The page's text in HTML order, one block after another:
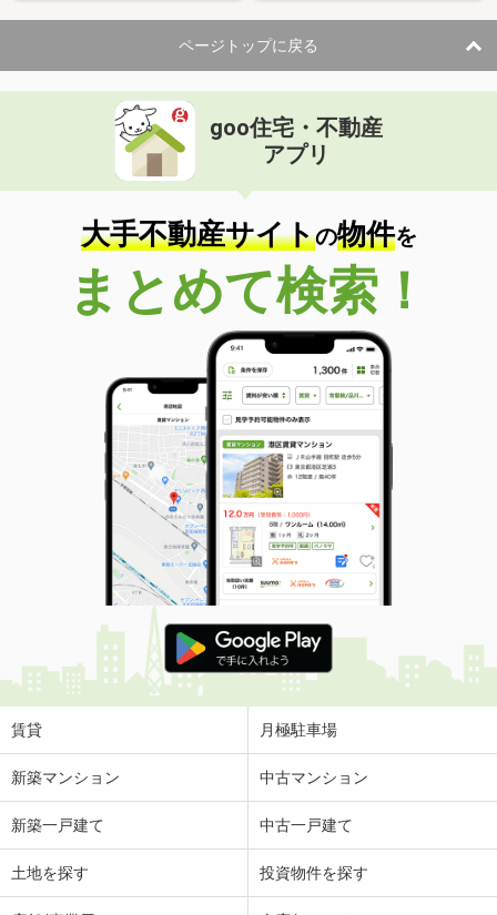
ページトップに戻る
goo住宅・不動産
アプリ
大手不動産サイトの物件を
まとめて検索！
賃貸 月極駐車場
新築マンション 中古マンション
新築一戸建て 中古一戸建て
土地を探す 投資物件を探す